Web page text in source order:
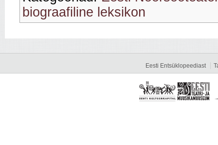
biograafiline leksikon
Eesti Entsüklopeediast